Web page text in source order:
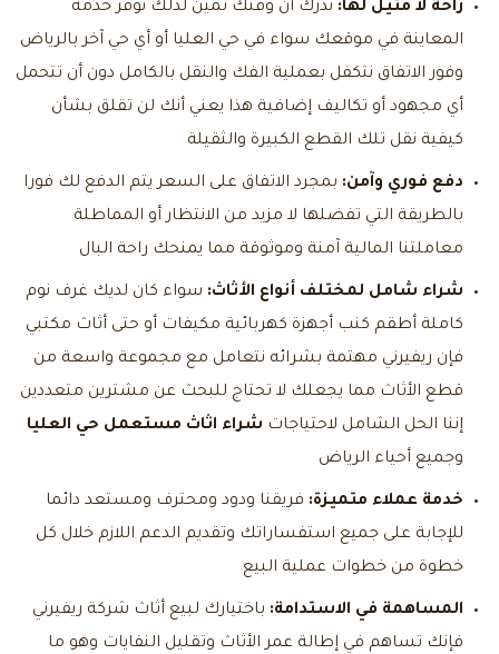
راحة لا مثيل لها: ندرك أن وقتك ثمين لذلك نوفر خدمة
المعاينة في موقعك سواء في حي العليا أو أي حي آخر بالرياض
وفور الاتفاق نتكفل بعملية الفك والنقل بالكامل دون أن تتحمل
أي مجهود أو تكاليف إضافية هذا يعني أنك لن تقلق بشأن
كيفية نقل تلك القطع الكبيرة والثقيلة
دفع فوري وآمن: بمجرد الاتفاق على السعر يتم الدفع لك فورا
بالطريقة التي تفضلها لا مزيد من الانتظار أو المماطلة
معاملتنا المالية آمنة وموثوقة مما يمنحك راحة البال
شراء شامل لمختلف أنواع الأثاث: سواء كان لديك غرف نوم
كاملة أطقم كنب أجهزة كهربائية مكيفات أو حتى أثاث مكتبي
فإن ريفيرني مهتمة بشرائه نتعامل مع مجموعة واسعة من
قطع الأثاث مما يجعلك لا تحتاج للبحث عن مشترين متعددين
إننا الحل الشامل لاحتياجات شراء اثاث مستعمل حي العليا
وجميع أحياء الرياض
خدمة عملاء متميزة: فريقنا ودود ومحترف ومستعد دائما
للإجابة على جميع استفساراتك وتقديم الدعم اللازم خلال كل
خطوة من خطوات عملية البيع
المساهمة في الاستدامة: باختيارك لبيع أثاث شركة ريفيرني
فإنك تساهم في إطالة عمر الأثاث وتقليل النفايات وهو ما